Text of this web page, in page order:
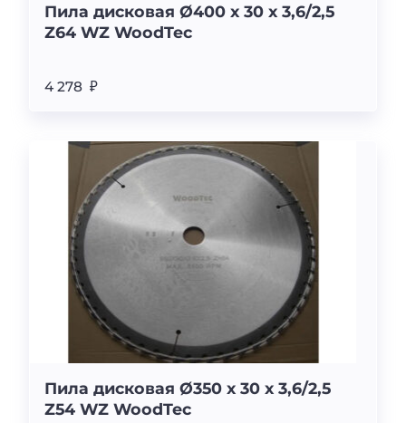
Пила дисковая Ø400 х 30 х 3,6/2,5
Z64 WZ WoodTec
4 278 ₽
Пила дисковая Ø350 х 30 х 3,6/2,5
Z54 WZ WoodTec